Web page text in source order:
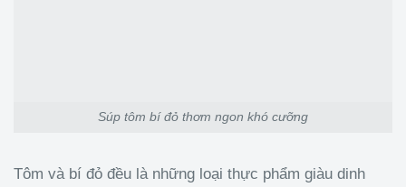
Súp tôm bí đỏ thơm ngon khó cưỡng
Tôm và bí đỏ đều là những loại thực phẩm giàu dinh